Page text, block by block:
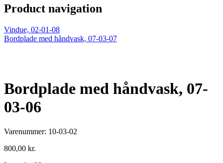
Product navigation
Vindue, 02-01-08
Bordplade med håndvask, 07-03-07
Bordplade med håndvask, 07-
03-06
Varenummer: 10-03-02
800,00 kr.